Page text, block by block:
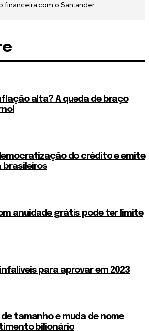
financeira com o Santander
alta? A queda de braço
do crédito e emite
brasileiros
anuidade grátis pode ter limite
para aprovar em 2023
tamanho e muda de nome
bilionário